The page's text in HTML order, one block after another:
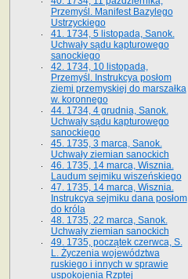
Przemyśl. Manifest Bazylego
Ustrzyckiego
41. 1734, 5 listopada, Sanok.
Uchwały sądu kapturowego
sanockiego
42. 1734, 10 listopada,
Przemyśl. Instrukcya posłom
ziemi przemyskiej do marszałka
w. koronnego
44. 1734, 4 grudnia, Sanok.
Uchwały sądu kapturowego
sanockiego
45. 1735, 3 marca, Sanok.
Uchwały ziemian sanockich
46. 1735, 14 marca, Wisznia.
Laudum sejmiku wiszeńskiego
47. 1735, 14 marca, Wisznia.
Instrukcya sejmiku dana posłom
do króla
48. 1735, 22 marca, Sanok.
Uchwały ziemian sanockich
49. 1735, początek czerwca, S.
L. Życzenia województwa
ruskiego i innych w sprawie
uspokojenia Rzptej